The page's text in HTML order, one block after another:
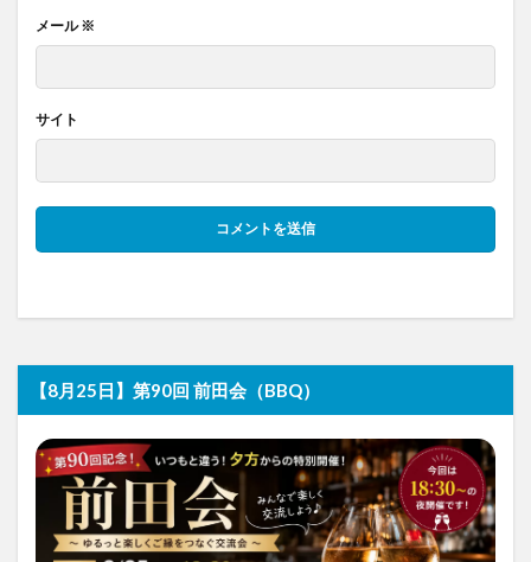
メール※
サイト
【8月25日】第90回 前田会（BBQ）